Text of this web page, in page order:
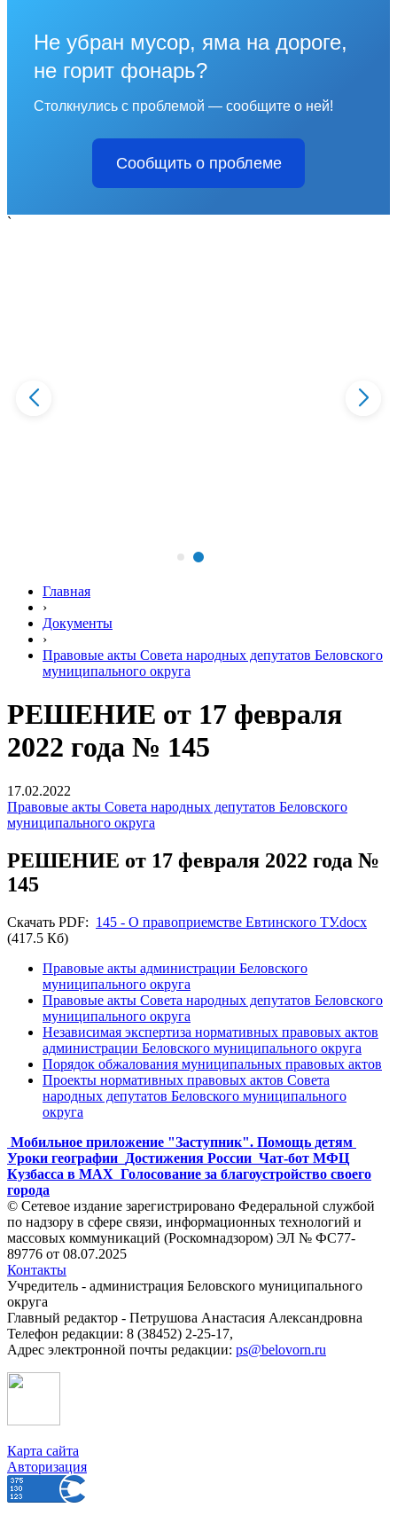
Не убран мусор, яма на дороге,
не горит фонарь?
Столкнулись с проблемой — сообщите о ней!
Сообщить о проблеме
`
Главная
›
Документы
›
Правовые акты Совета народных депутатов Беловского
муниципального округа
РЕШЕНИЕ от 17 февраля
2022 года № 145
17.02.2022
Правовые акты Совета народных депутатов Беловского
муниципального округа
РЕШЕНИЕ от 17 февраля 2022 года №
145
Скачать PDF: 145 - О правоприемстве Евтинского ТУ.docx
(417.5 Кб)
Правовые акты администрации Беловского
муниципального округа
Правовые акты Совета народных депутатов Беловского
муниципального округа
Независимая экспертиза нормативных правовых актов
администрации Беловского муниципального округа
Порядок обжалования муниципальных правовых актов
Проекты нормативных правовых актов Совета
народных депутатов Беловского муниципального
округа
Мобильное приложение "Заступник". Помощь детям
Уроки географии Достижения России Чат-бот МФЦ
Кузбасса в MAX Голосование за благоустройство своего
города
© Сетевое издание зарегистрировано Федеральной службой
по надзору в сфере связи, информационных технологий и
массовых коммуникаций (Роскомнадзором) ЭЛ № ФС77-
89776 от 08.07.2025
Контакты
Учредитель - администрация Беловского муниципального
округа
Главный редактор - Петрушова Анастасия Александровна
Телефон редакции: 8 (38452) 2-25-17,
Адрес электронной почты редакции: ps@belovorn.ru
Карта сайта
Авторизация